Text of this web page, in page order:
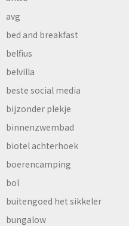
avg
bed and breakfast
belfius
belvilla
beste social media
bijzonder plekje
binnenzwembad
biotel achterhoek
boerencamping
bol
buitengoed het sikkeler
bungalow